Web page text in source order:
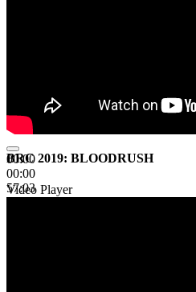
00:00
00:00
57:03
BRC 2019: BLOODRUSH
Video Player